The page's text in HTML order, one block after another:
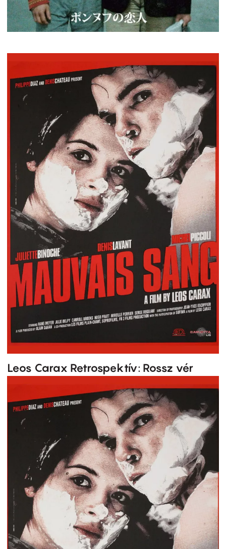
Leos Carax Retrospektív: Rossz vér